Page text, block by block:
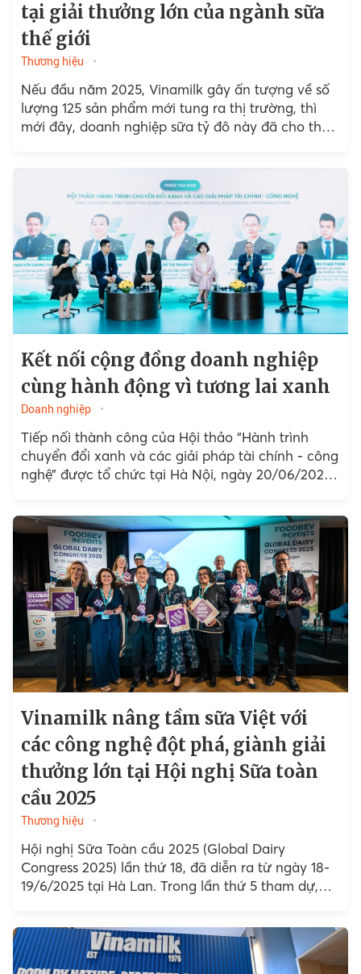
tại giải thưởng lớn của ngành sữa
thế giới
Thương hiệu
Nếu đầu năm 2025, Vinamilk gây ấn tượng về số
lượng 125 sản phẩm mới tung ra thị trường, thì
mới đây, doanh nghiệp sữa tỷ đô này đã cho thấy
Kết nối cộng đồng doanh nghiệp
cùng hành động vì tương lai xanh
Doanh nghiệp
Tiếp nối thành công của Hội thảo “Hành trình
chuyển đổi xanh và các giải pháp tài chính - công
nghệ” được tổ chức tại Hà Nội, ngày 20/06/2025,
Vinamilk nâng tầm sữa Việt với
các công nghệ đột phá, giành giải
thưởng lớn tại Hội nghị Sữa toàn
cầu 2025
Thương hiệu
Hội nghị Sữa Toàn cầu 2025 (Global Dairy
Congress 2025) lần thứ 18, đã diễn ra từ ngày 18-
19/6/2025 tại Hà Lan. Trong lần thứ 5 tham dự,